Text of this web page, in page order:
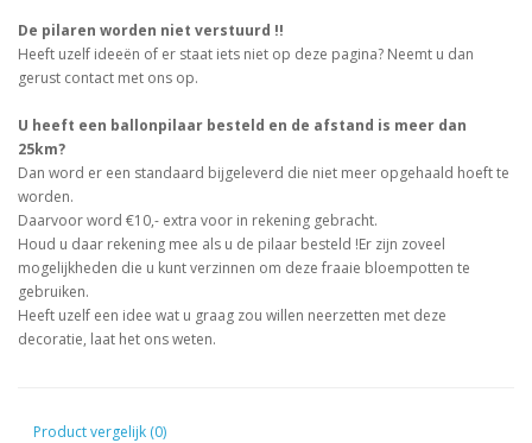
De pilaren worden niet verstuurd !!
Heeft uzelf ideeën of er staat iets niet op deze pagina? Neemt u dan
gerust contact met ons op.
U heeft een ballonpilaar besteld en de afstand is meer dan
25km?
Dan word er een standaard bijgeleverd die niet meer opgehaald hoeft te
worden.
Daarvoor word €10,- extra voor in rekening gebracht.
Houd u daar rekening mee als u de pilaar besteld !Er zijn zoveel
mogelijkheden die u kunt verzinnen om deze fraaie bloempotten te
gebruiken.
Heeft uzelf een idee wat u graag zou willen neerzetten met deze
decoratie, laat het ons weten.
Product vergelijk (0)